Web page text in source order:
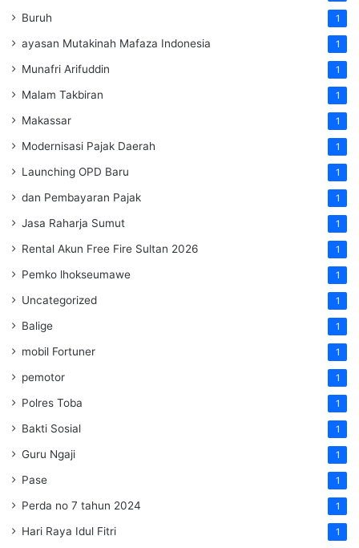
Buruh 1
ayasan Mutakinah Mafaza Indonesia 1
Munafri Arifuddin 1
Malam Takbiran 1
Makassar 1
Modernisasi Pajak Daerah 1
Launching OPD Baru 1
dan Pembayaran Pajak 1
Jasa Raharja Sumut 1
Rental Akun Free Fire Sultan 2026 1
Pemko lhokseumawe 1
Uncategorized 1
Balige 1
mobil Fortuner 1
pemotor 1
Polres Toba 1
Bakti Sosial 1
Guru Ngaji 1
Pase 1
Perda no 7 tahun 2024 1
Hari Raya Idul Fitri 1